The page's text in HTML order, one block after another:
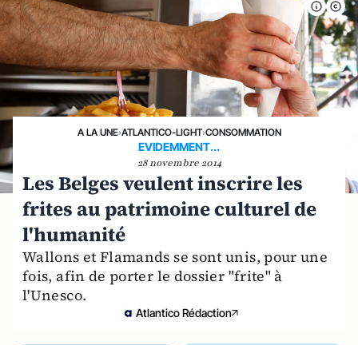
A LA UNE›ATLANTICO-LIGHT›CONSOMMATION
EVIDEMMENT...
28 novembre 2014
Les Belges veulent inscrire les
frites au patrimoine culturel de
l'humanité
Wallons et Flamands se sont unis, pour une
fois, afin de porter le dossier "frite" à
l'Unesco.
Atlantico Rédaction